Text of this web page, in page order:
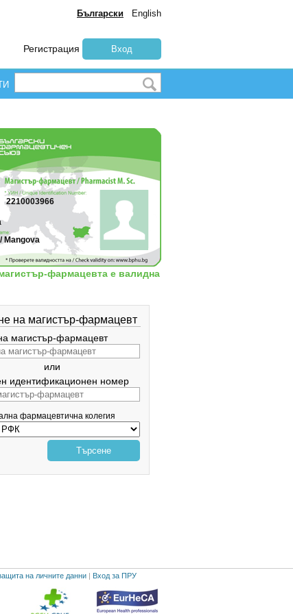
Български English
Регистрация Вход
2210003966
Mangova
фармацевта е валидна
на магистър-фармацевт
магистър-фармацевт
или
идентификационен номер
фармацевтична колегия
Търсене
на личните данни | Вход за ПРУ